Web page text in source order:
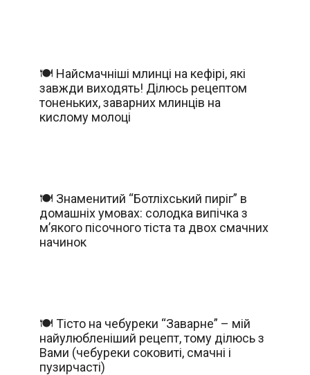
🍽️ Найсмачніші млинці на кефірі, які
завжди виходять! Ділюсь рецептом
тоненьких, заварних млинців на
кислому молоці
🍽️ Знаменитий “Ботліхський пиріг” в
домашніх умовах: солодка випічка з
м’якого пісочного тіста та двох смачних
начинок
🍽️ Тісто на чебуреки “Заварне” – мій
найулюбленіший рецепт, тому ділюсь з
Вами (чебуреки соковиті, смачні і
пузирчасті)